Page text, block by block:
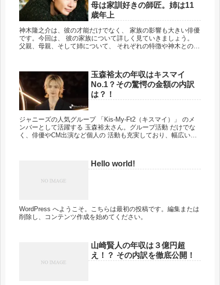
母は家訓好きの師匠。姉は11
歳年上
神木隆之介は、彼の才能だけでなく、 家族の影響も大きい俳優
です。今回は、 彼の家族について詳しく見ていきましょう。
父親、母親、そして姉について、 それぞれの特徴や神木との関
玉森裕太の年収はキスマイ
No.1？その驚愕の金額の内訳
は？！
ジャニーズの人気グループ 「Kis-My-Ft2（キスマイ）」 のメ
ンバーとして活躍する 玉森裕太さん。グループ活動 だけでな
く、俳優やCM出演など個人の 活動も充実しており、幅広いフ
Hello world!
WordPress へようこそ。こちらは最初の投稿です。編集または
削除し、コンテンツ作成を始めてください。
山崎賢人の年収は３億円超
え！？ その内訳を徹底公開！